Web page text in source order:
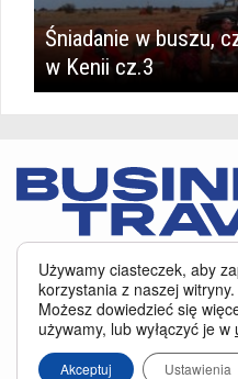
Śniadanie w buszu,
w Kenii cz.3
technologie o analogicznym
zapewnienia Państwu najlepszej
celach statystycznych i
te będą zapisywane w Państwa
Właścicielem serwisu jest firma
Używamy ciasteczek, aby
korzystania z naszej witryny.
Możesz dowiedzieć się
używamy, lub wyłączyć je w
Akceptuj Ustawienia